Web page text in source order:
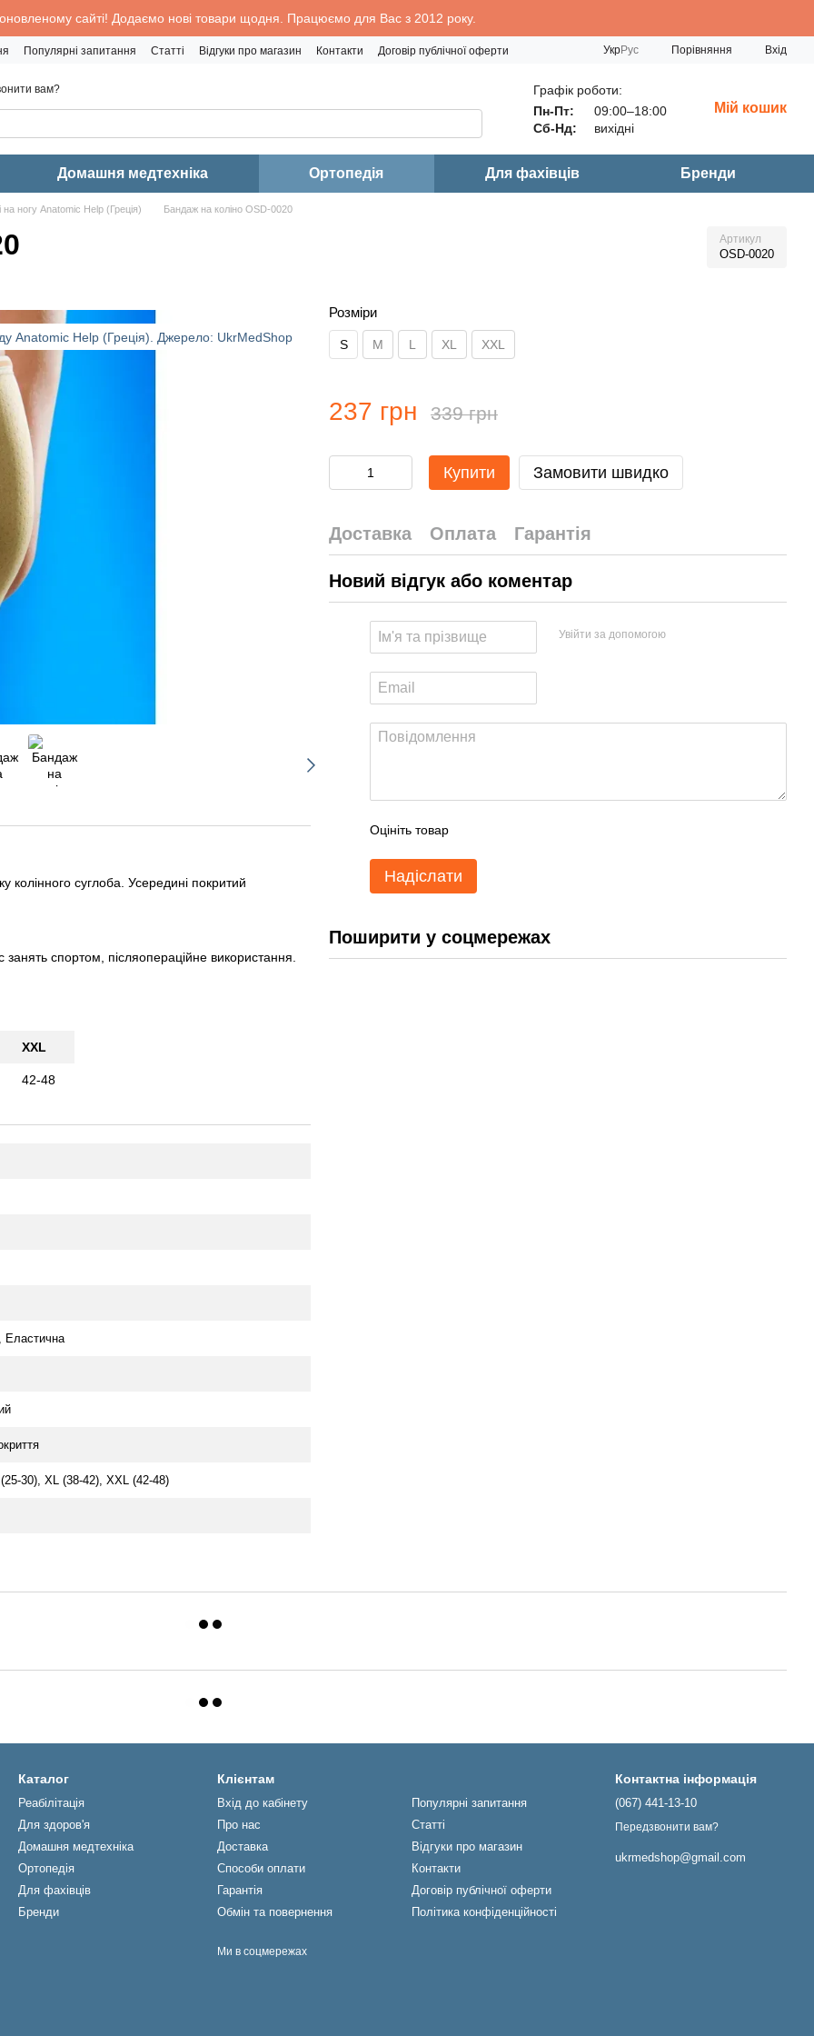
сайті! Додаємо нові товари щодня. Працюємо для Вас з 2012 року.
Популярні запитання Статті Відгуки про магазин Контакти Договір публічної оферти УкрРус Порівняння Вхід
вам?
Графік роботи:
Пн-Пт:
09:00–18:00
Сб-Нд:
вихідні
Мій кошик
Домашня медтехніка Ортопедія Для фахівців Бренди
на ногу Anatomic Help (Греція) Бандаж на коліно OSD-0020
Артикул
OSD-0020
суглоба. Усередині покритий
спортом, післяопераційне використання.
XXL
42-48
Еластична
30), XL (38-42), XXL (42-48)
Розміри
S M L XL XXL
237 грн 339 грн
Купити Замовити швидко
Доставка Оплата Гарантія
Новий відгук або коментар
Увійти за допомогою
Оцініть товар
Надіслати
Поширити у соцмережах
Каталог
Реабiлiтацiя
Для здоров'я
Домашня медтехніка
Ортопедія
Для фахівців
Бренди
Клієнтам
Вхід до кабінету
Про нас
Доставка
Способи оплати
Гарантія
Обмін та повернення
Популярні запитання
Статті
Відгуки про магазин
Контакти
Договір публічної оферти
Політика конфіденційності
Ми в соцмережах
Контактна інформація
(067) 441-13-10
Передзвонити вам?
ukrmedshop@gmail.com